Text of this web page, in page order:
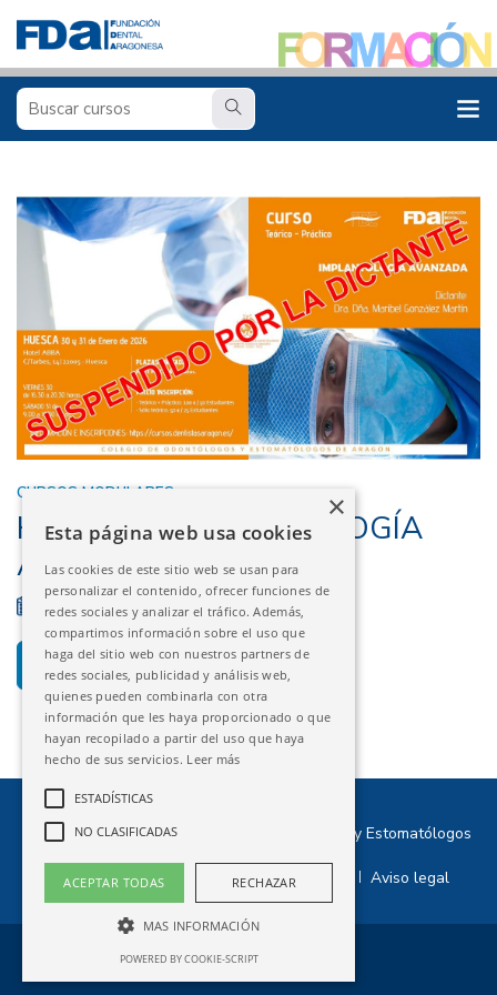
CURSOS MODULARES
HUESCA – IMPLANTOLOGÍA
AVANZADA
27/01/2026
DESCARGAR PROGRAMA
©2026 Ilustre Colegio Oficial de Odontólogos y Estomatólogos
Política de privacidad
Política de cookies | Aviso legal
Diseño web
Esta página web usa cookies
Las cookies de este sitio web se usan para
personalizar el contenido, ofrecer funciones de
redes sociales y analizar el tráfico. Además,
compartimos información sobre el uso que
haga del sitio web con nuestros partners de
redes sociales, publicidad y análisis web,
quienes pueden combinarla con otra
información que les haya proporcionado o que
hayan recopilado a partir del uso que haya
hecho de sus servicios. Leer más
ESTADÍSTICAS
NO CLASIFICADAS
ACEPTAR TODAS RECHAZAR
MAS INFORMACIÓN
POWERED BY COOKIE-SCRIPT
×